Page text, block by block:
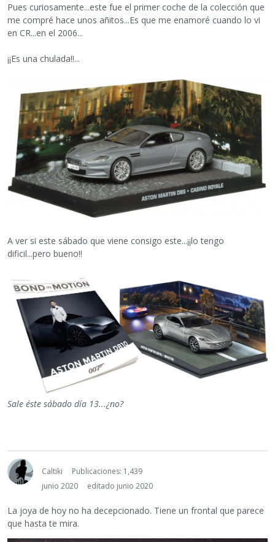
Pues curiosamente...este fue el primer coche de la colección que
me compré hace unos añitos...Es que me enamoré cuando lo vi
en CR...en el 2006...
¡¡Es una chulada!!...
A ver si este sábado que viene consigo este...¡¡lo tengo
dificil...pero bueno!!
Sale éste sábado día 13...¿no?
Caltiki
Publicaciones: 1,439
junio 2020
editado junio 2020
La joya de hoy no ha decepcionado. Tiene un frontal que parece
que hasta te mira.